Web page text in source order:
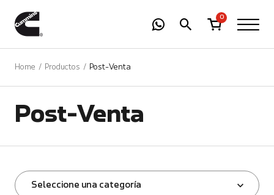
0
Home Productos Post-Venta
Post-Venta
Seleccione una categoría